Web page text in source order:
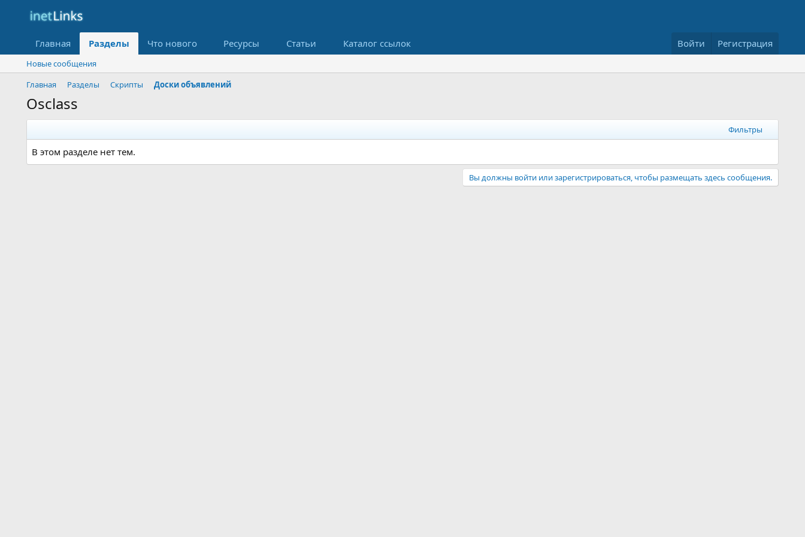
Главная Разделы Что нового Ресурсы Статьи Каталог ссылок Войти Регистрация
Новые сообщения
Главная
Разделы Скрипты Доски объявлений
Osclass
Фильтры
В этом разделе нет тем.
Вы должны войти или зарегистрироваться, чтобы размещать здесь сообщения.